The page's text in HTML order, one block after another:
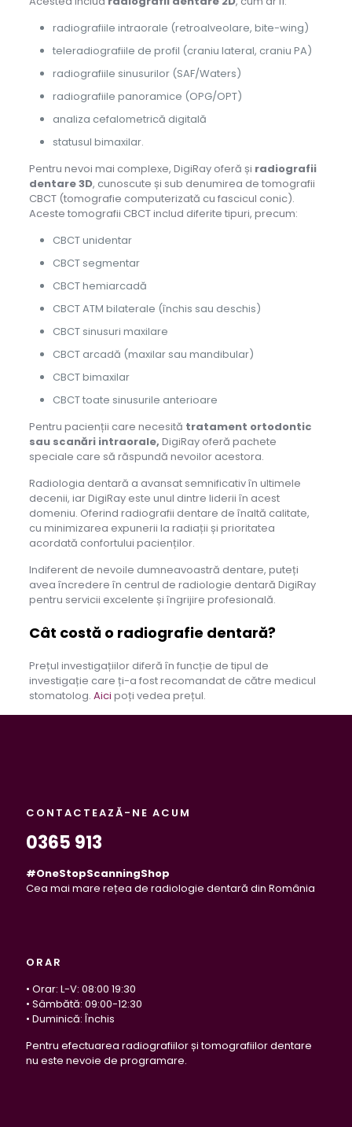
radiografiile intraorale (retroalveolare, bite-wing)
teleradiografiile de profil (craniu lateral, craniu PA)
radiografiile sinusurilor (SAF/Waters)
radiografiile panoramice (OPG/OPT)
analiza cefalometrică digitală
statusul bimaxilar.
Pentru nevoi mai complexe, DigiRay oferă și radiografii
dentare 3D, cunoscute și sub denumirea de tomografii
CBCT (tomografie computerizată cu fascicul conic).
Aceste tomografii CBCT includ diferite tipuri, precum:
CBCT unidentar
CBCT segmentar
CBCT hemiarcadă
CBCT ATM bilaterale (închis sau deschis)
CBCT sinusuri maxilare
CBCT arcadă (maxilar sau mandibular)
CBCT bimaxilar
CBCT toate sinusurile anterioare
Pentru pacienții care necesită tratament ortodontic
sau scanări intraorale, DigiRay oferă pachete
speciale care să răspundă nevoilor acestora.
Radiologia dentară a avansat semnificativ în ultimele
decenii, iar DigiRay este unul dintre liderii în acest
domeniu. Oferind radiografii dentare de înaltă calitate,
cu minimizarea expunerii la radiații și prioritatea
acordată confortului pacienților.
Indiferent de nevoile dumneavoastră dentare, puteți
avea încredere în centrul de radiologie dentară DigiRay
pentru servicii excelente și îngrijire profesională.
Cât costă o radiografie dentară?
Prețul investigațiilor diferă în funcție de tipul de
investigație care ți-a fost recomandat de către medicul
stomatolog. Aici poți vedea prețul.
CONTACTEAZĂ-NE ACUM
0365 913
#OneStopScanningShop
Cea mai mare rețea de radiologie dentară din România
ORAR
• Orar: L-V: 08:00 19:30
• Sâmbătă: 09:00-12:30
• Duminică: Închis
Pentru efectuarea radiografiilor și tomografiilor dentare
nu este nevoie de programare.